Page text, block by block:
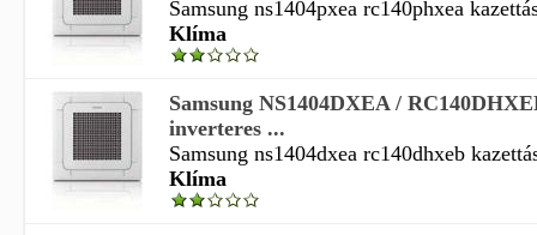
Samsung ns1404pxea rc140phxea
Klíma
Samsung NS1404DXEA /
inverteres ...
Samsung ns1404dxea rc140dhxeb
Klíma